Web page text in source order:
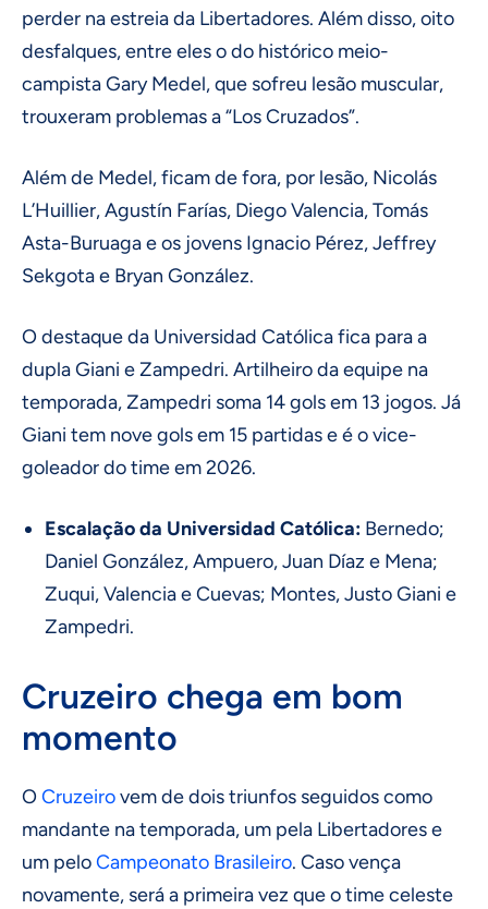
perder na estreia da Libertadores. Além disso, oito
desfalques, entre eles o do histórico meio-
campista Gary Medel, que sofreu lesão muscular,
trouxeram problemas a “Los Cruzados”.
Além de Medel, ficam de fora, por lesão, Nicolás
L’Huillier, Agustín Farías, Diego Valencia, Tomás
Asta-Buruaga e os jovens Ignacio Pérez, Jeffrey
Sekgota e Bryan González.
O destaque da Universidad Católica fica para a
dupla Giani e Zampedri. Artilheiro da equipe na
temporada, Zampedri soma 14 gols em 13 jogos. Já
Giani tem nove gols em 15 partidas e é o vice-
goleador do time em 2026.
Escalação da Universidad Católica: Bernedo;
Daniel González, Ampuero, Juan Díaz e Mena;
Zuqui, Valencia e Cuevas; Montes, Justo Giani e
Zampedri.
Cruzeiro chega em bom
momento
OCruzeirovem de dois triunfos seguidos como
mandante na temporada, um pela Libertadores e
um peloCampeonato Brasileiro. Caso vença
novamente, será a primeira vez que o time celeste